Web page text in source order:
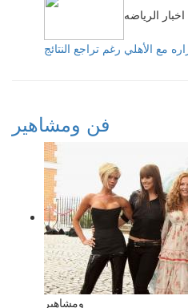
اخبار الرياضه
مع الأهلي رغم تراجع النتائج
فن ومشاهير
ومشاهير